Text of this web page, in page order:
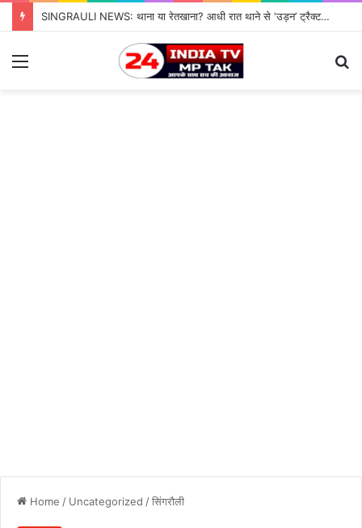
SINGRAULI NEWS: थाना या रेतखाना? आधी रात थाने से ‘उड़न’ ट्रैक्टर, जियावन पुलिस के पहरे में माफिया पास रेत माफिया के आगे नतमस्तक सिस्टम, सुशासन की पोल खोलती जियावन थाने की सनसनीखेज कहानी
Menu
Home / Uncategorized /सिंगरौली